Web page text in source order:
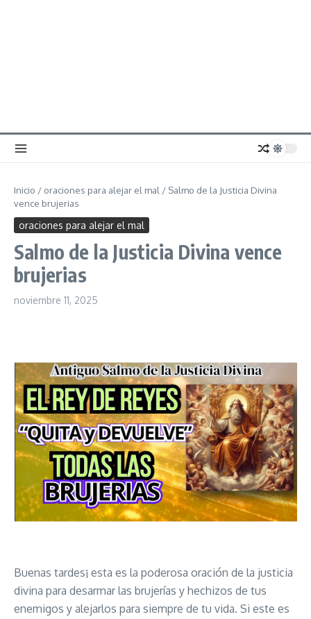
Inicio / oraciones para alejar el mal / Salmo de la Justicia Divina
vence brujerias
oraciones para alejar el mal
Salmo de la Justicia Divina vence
brujerias
noviembre 11, 2025
Buenas tardes¡ esta es la poderosa oración de la justicia
divina para desarmar las brujerías y hechizos de tus
enemigos y alejarlos para siempre de tu vida. Si este es